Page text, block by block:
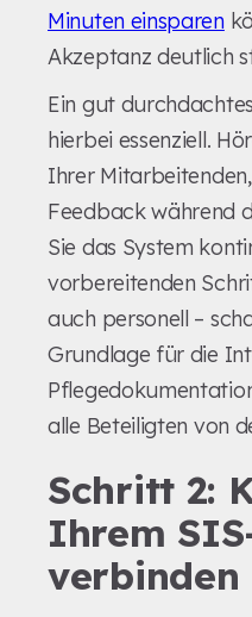
Minuten einsparen
Akzeptanz deutlich
Ein gut
hierbei essenziell.
Ihrer
Feedback während
Sie das System
vorbereitenden
auch personell –
Grundlage für die
alle Beteiligten von
Schritt 2:
Ihrem
verbinden